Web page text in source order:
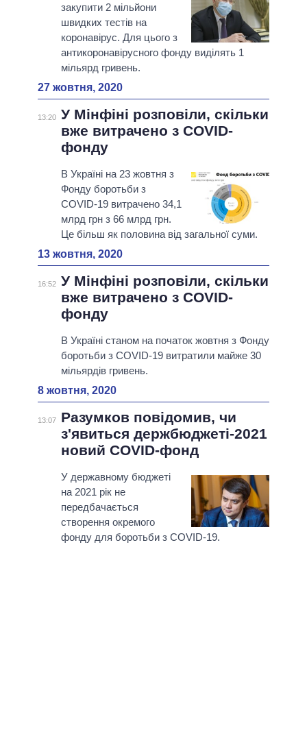
закупити 2 мільйони
швидких тестів на
коронавірус. Для цього з
антикоронавірусного фонду виділять 1
мільярд гривень.
27 жовтня, 2020
13:20 У Мінфіні розповіли, скільки
вже витрачено з COVID-
фонду
В Україні на 23 жовтня з
Фонду боротьби з
COVID-19 витрачено 34,1
млрд грн з 66 млрд грн.
Це більш як половина від загальної суми.
13 жовтня, 2020
16:52 У Мінфіні розповіли, скільки
вже витрачено з COVID-
фонду
В Україні станом на початок жовтня з Фонду
боротьби з COVID-19 витратили майже 30
мільярдів гривень.
8 жовтня, 2020
13:07
Разумков повідомив, чи
з'явиться держбюджеті-2021
новий COVID-фонд
У державному бюджеті
на 2021 рік не
передбачається
створення окремого
фонду для боротьби з COVID-19.